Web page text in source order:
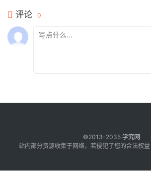
评论 0
©2013-2035 学究网
站内部分资源收集于网络，若侵犯了您的合法权益